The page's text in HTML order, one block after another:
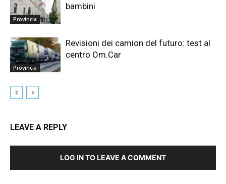
Provincia
bambini
Provincia
Revisioni dei camion del futuro: test al
centro Om.Car
LEAVE A REPLY
LOG IN TO LEAVE A COMMENT